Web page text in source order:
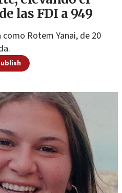
las FDI a 949
Rotem Yanai, de 20